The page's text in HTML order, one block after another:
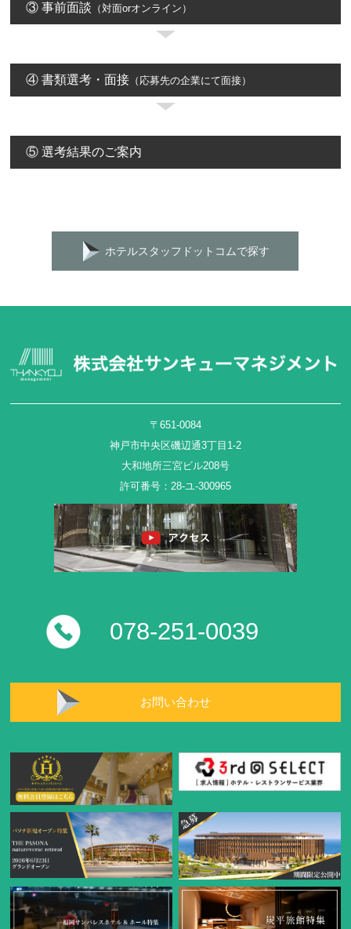
③ 事前面談 （対面orオンライン）
④ 書類選考・面接 （応募先の企業にて面接）
⑤ 選考結果のご案内
ホテルスタッフドットコムで探す
〒651-0084
神戸市中央区磯辺通3丁目1-2
大和地所三宮ビル208号
許可番号：28-ユ-300965
078-251-0039
お問い合わせ